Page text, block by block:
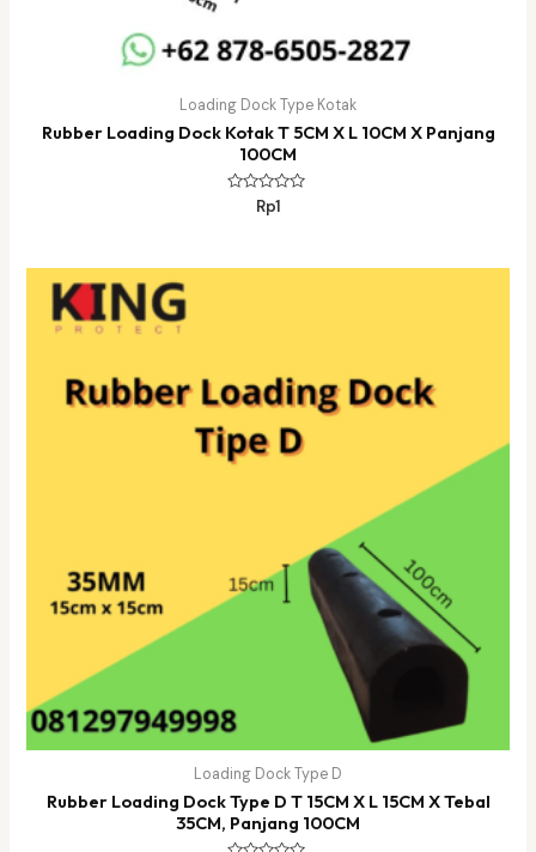
Loading Dock Type Kotak
Rubber Loading Dock Kotak T 5CM X L 10CM X Panjang
100CM
Dinilai
Rp1
Loading Dock Type D
Rubber Loading Dock Type D T 15CM X L 15CM X Tebal
35CM, Panjang 100CM